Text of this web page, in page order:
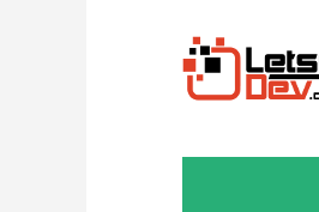
Home Tips